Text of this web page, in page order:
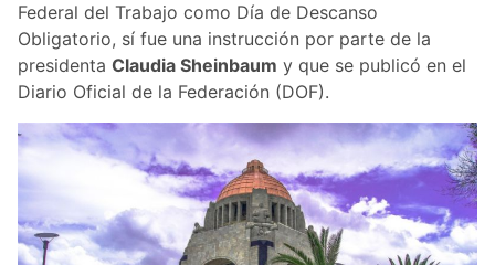
Federal del Trabajo como Día de Descanso
Obligatorio, sí fue una instrucción por parte de la
presidenta Claudia Sheinbaum y que se publicó en el
Diario Oficial de la Federación (DOF).